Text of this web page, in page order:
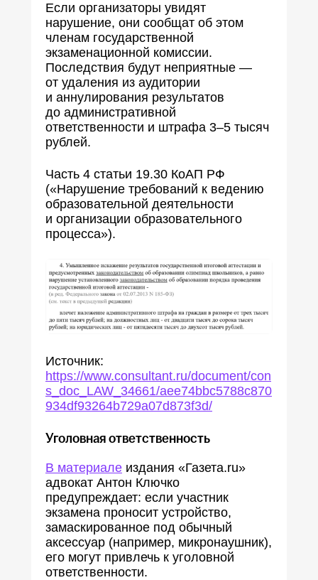
Если организаторы увидят
нарушение, они сообщат об этом
членам государственной
экзаменационной комиссии.
Последствия будут неприятные —
от удаления из аудитории
и аннулирования результатов
до административной
ответственности и штрафа 3–5 тысяч
рублей.
Часть 4 статьи 19.30 КоАП РФ
(«Нарушение требований к ведению
образовательной деятельности
и организации образовательного
процесса»).
Источник:
https://www.consultant.ru/document/con
s_doc_LAW_34661/aee74bbc5788c870
934df93264b729a07d873f3d/
Уголовная ответственность
В материале издания «Газета.ru»
адвокат Антон Ключко
предупреждает: если участник
экзамена проносит устройство,
замаскированное под обычный
аксессуар (например, микронаушник),
его могут привлечь к уголовной
ответственности.